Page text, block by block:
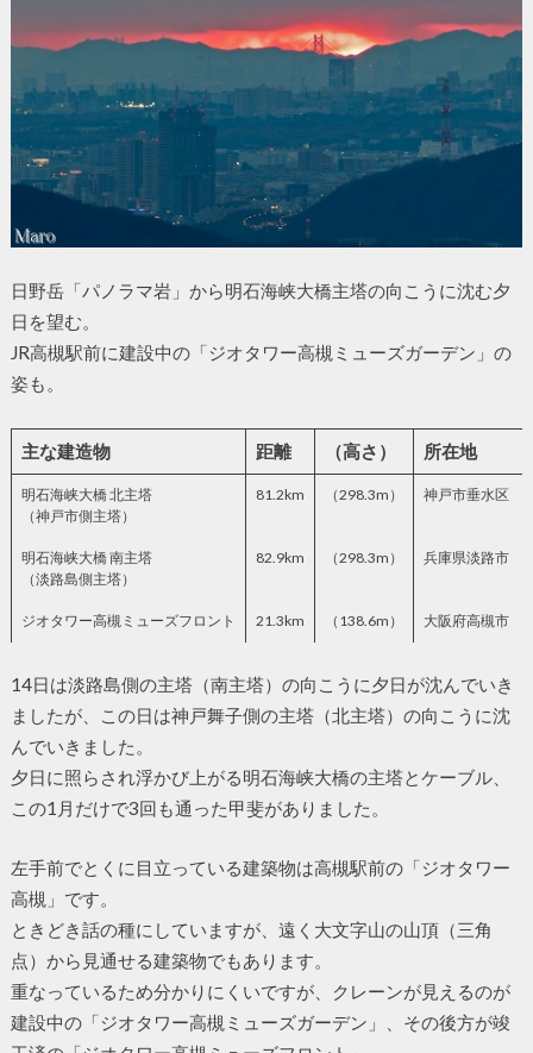
日野岳「パノラマ岩」から明石海峡大橋主塔の向こうに沈む夕
日を望む。
JR高槻駅前に建設中の「ジオタワー高槻ミューズガーデン」の
姿も。
主な建造物 距離 （高さ） 所在地
明石海峡大橋 北主塔
（神戸市側主塔）
81.2km （298.3m） 神戸市垂水区
明石海峡大橋 南主塔
（淡路島側主塔）
82.9km （298.3m） 兵庫県淡路市
ジオタワー高槻ミューズフロント 21.3km （138.6m） 大阪府高槻市
14日は淡路島側の主塔（南主塔）の向こうに夕日が沈んでいき
ましたが、この日は神戸舞子側の主塔（北主塔）の向こうに沈
んでいきました。
夕日に照らされ浮かび上がる明石海峡大橋の主塔とケーブル、
この1月だけで3回も通った甲斐がありました。
左手前でとくに目立っている建築物は高槻駅前の「ジオタワー
高槻」です。
ときどき話の種にしていますが、遠く大文字山の山頂（三角
点）から見通せる建築物でもあります。
重なっているため分かりにくいですが、クレーンが見えるのが
建設中の「ジオタワー高槻ミューズガーデン」、その後方が竣